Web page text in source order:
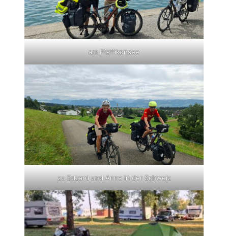
am Pfäffikonsee
zu Edzard und Anne in der Schweiz